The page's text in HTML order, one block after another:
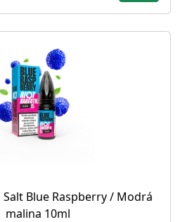
Salt Blue Raspberry / Modrá
malina 10ml